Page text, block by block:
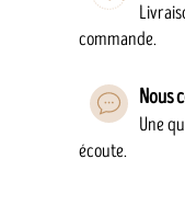
commande.
Nous
Une
écoute.